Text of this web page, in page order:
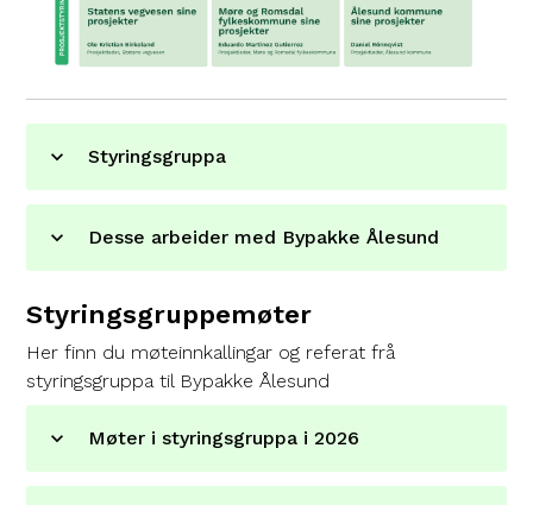
Styringsgruppa
Desse arbeider med Bypakke Ålesund
Styringsgruppemøter
Her finn du møteinnkallingar og referat frå
styringsgruppa til Bypakke Ålesund
Møter i styringsgruppa i 2026